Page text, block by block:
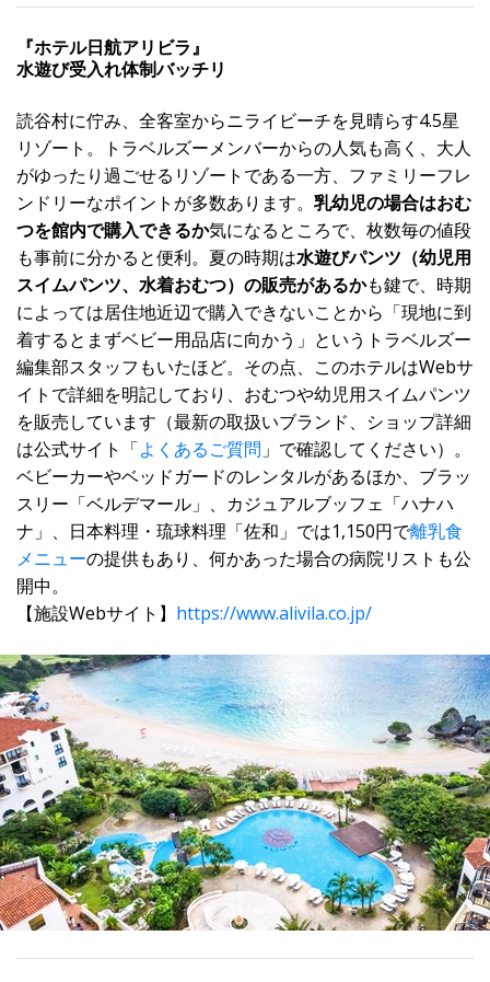
『ホテル日航アリビラ』
水遊び受入れ体制バッチリ
読谷村に佇み、全客室からニライビーチを見晴らす4.5星
リゾート。トラベルズーメンバーからの人気も高く、大人
がゆったり過ごせるリゾートである一方、ファミリーフレ
ンドリーなポイントが多数あります。 乳幼児の場合はおむ
つを館内で購入できるか気になるところで、枚数毎の値段
も事前に分かると便利。夏の時期は水遊びパンツ（幼児用
スイムパンツ、水着おむつ）の販売があるかも鍵で、時期
によっては居住地近辺で購入できないことから「現地に到
着するとまずベビー用品店に向かう」というトラベルズー
編集部スタッフもいたほど。その点、このホテルはWebサ
イトで詳細を明記しており、おむつや幼児用スイムパンツ
を販売しています（最新の取扱いブランド、ショップ詳細
は公式サイト「よくあるご質問 」で確認してください）。
ベビーカーやベッドガードのレンタルがあるほか、ブラッ
スリー「ベルデマール」、カジュアルブッフェ「ハナハ
ナ」、日本料理・琉球料理「佐和」では1,150円で離乳食
メニューの提供もあり、何かあった場合の病院リストも公
開中。
【施設Webサイト】 https://www.alivila.co.jp/